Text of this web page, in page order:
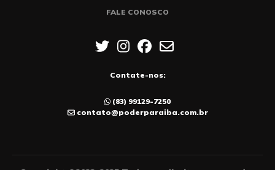
FALE CONOSCO
Contate-nos:
(83) 99129-7250
contato@poderparaiba.com.br